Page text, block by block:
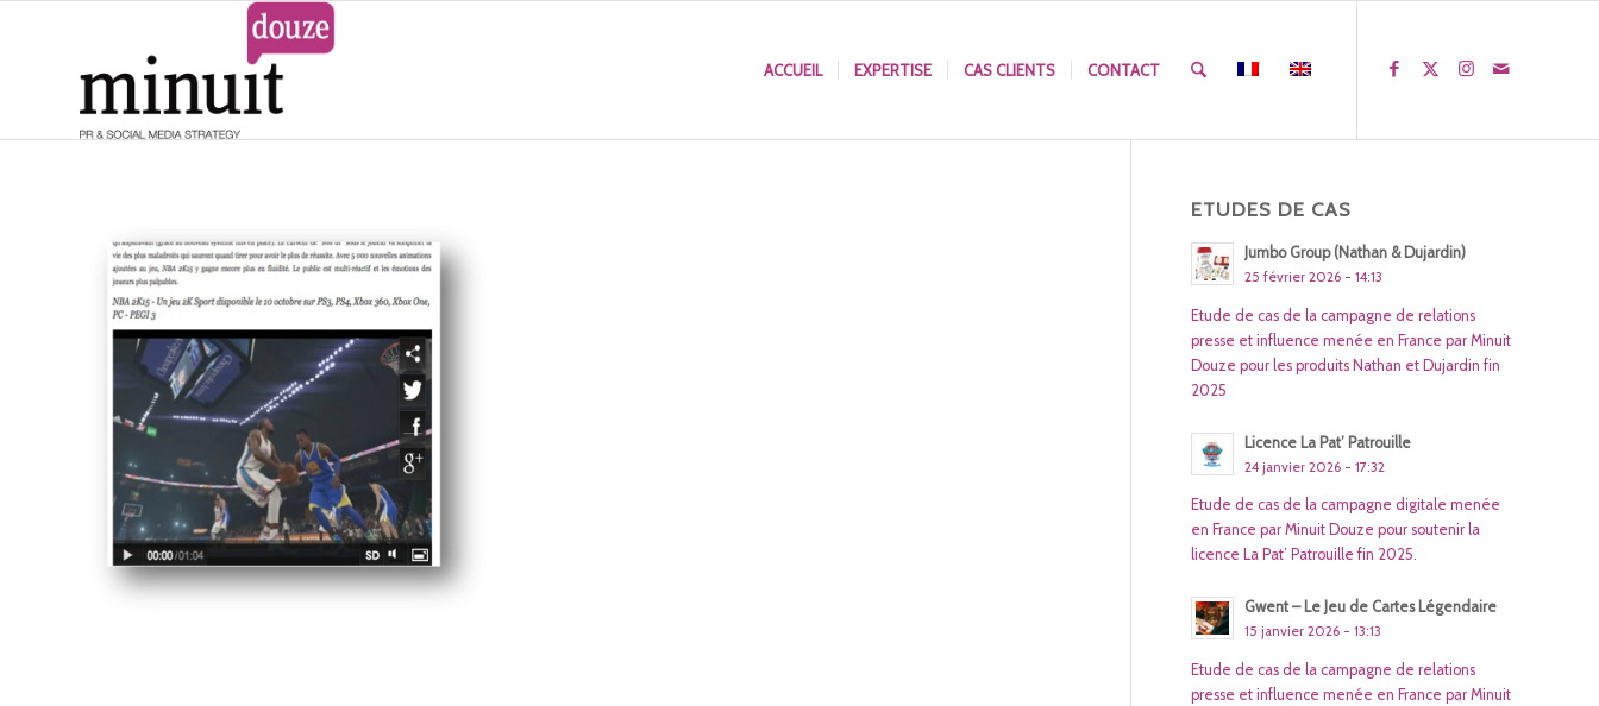
ACCUEIL EXPERTISE CAS CLIENTS CONTACT
ETUDES DE CAS
Jumbo Group (Nathan & Dujardin)
25 février 2026 - 14:13
Etude de cas de la campagne de relations
presse et influence menée en France par Minuit
Douze pour les produits Nathan et Dujardin fin
2025
Licence La Pat’ Patrouille
24 janvier 2026 - 17:32
Etude de cas de la campagne digitale menée
en France par Minuit Douze pour soutenir la
licence La Pat’ Patrouille fin 2025.
Gwent – Le Jeu de Cartes Légendaire
15 janvier 2026 - 13:13
Etude de cas de la campagne de relations
presse et influence menée en France par Minuit